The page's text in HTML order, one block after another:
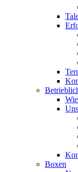
Boxen